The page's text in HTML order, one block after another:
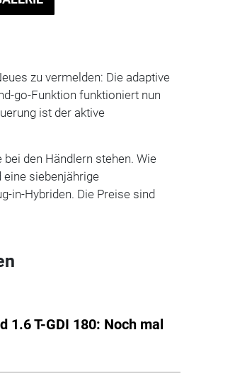
zu vermelden: Die adaptive
go-Funktion funktioniert nun
ist der aktive
den Händlern stehen. Wie
eine siebenjährige
in-Hybriden. Die Preise sind
1.6 T-GDI 180: Noch mal